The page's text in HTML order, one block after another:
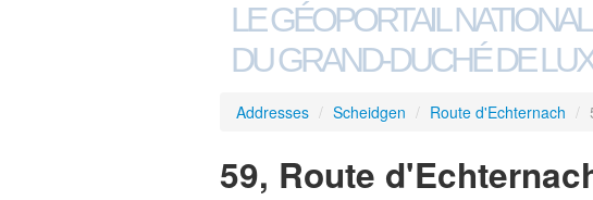
LE GÉOPORTAIL NATIONAL
DU GRAND-DUCHÉ DE
Addresses / Scheidgen / Route d'Echternach /
59, Route